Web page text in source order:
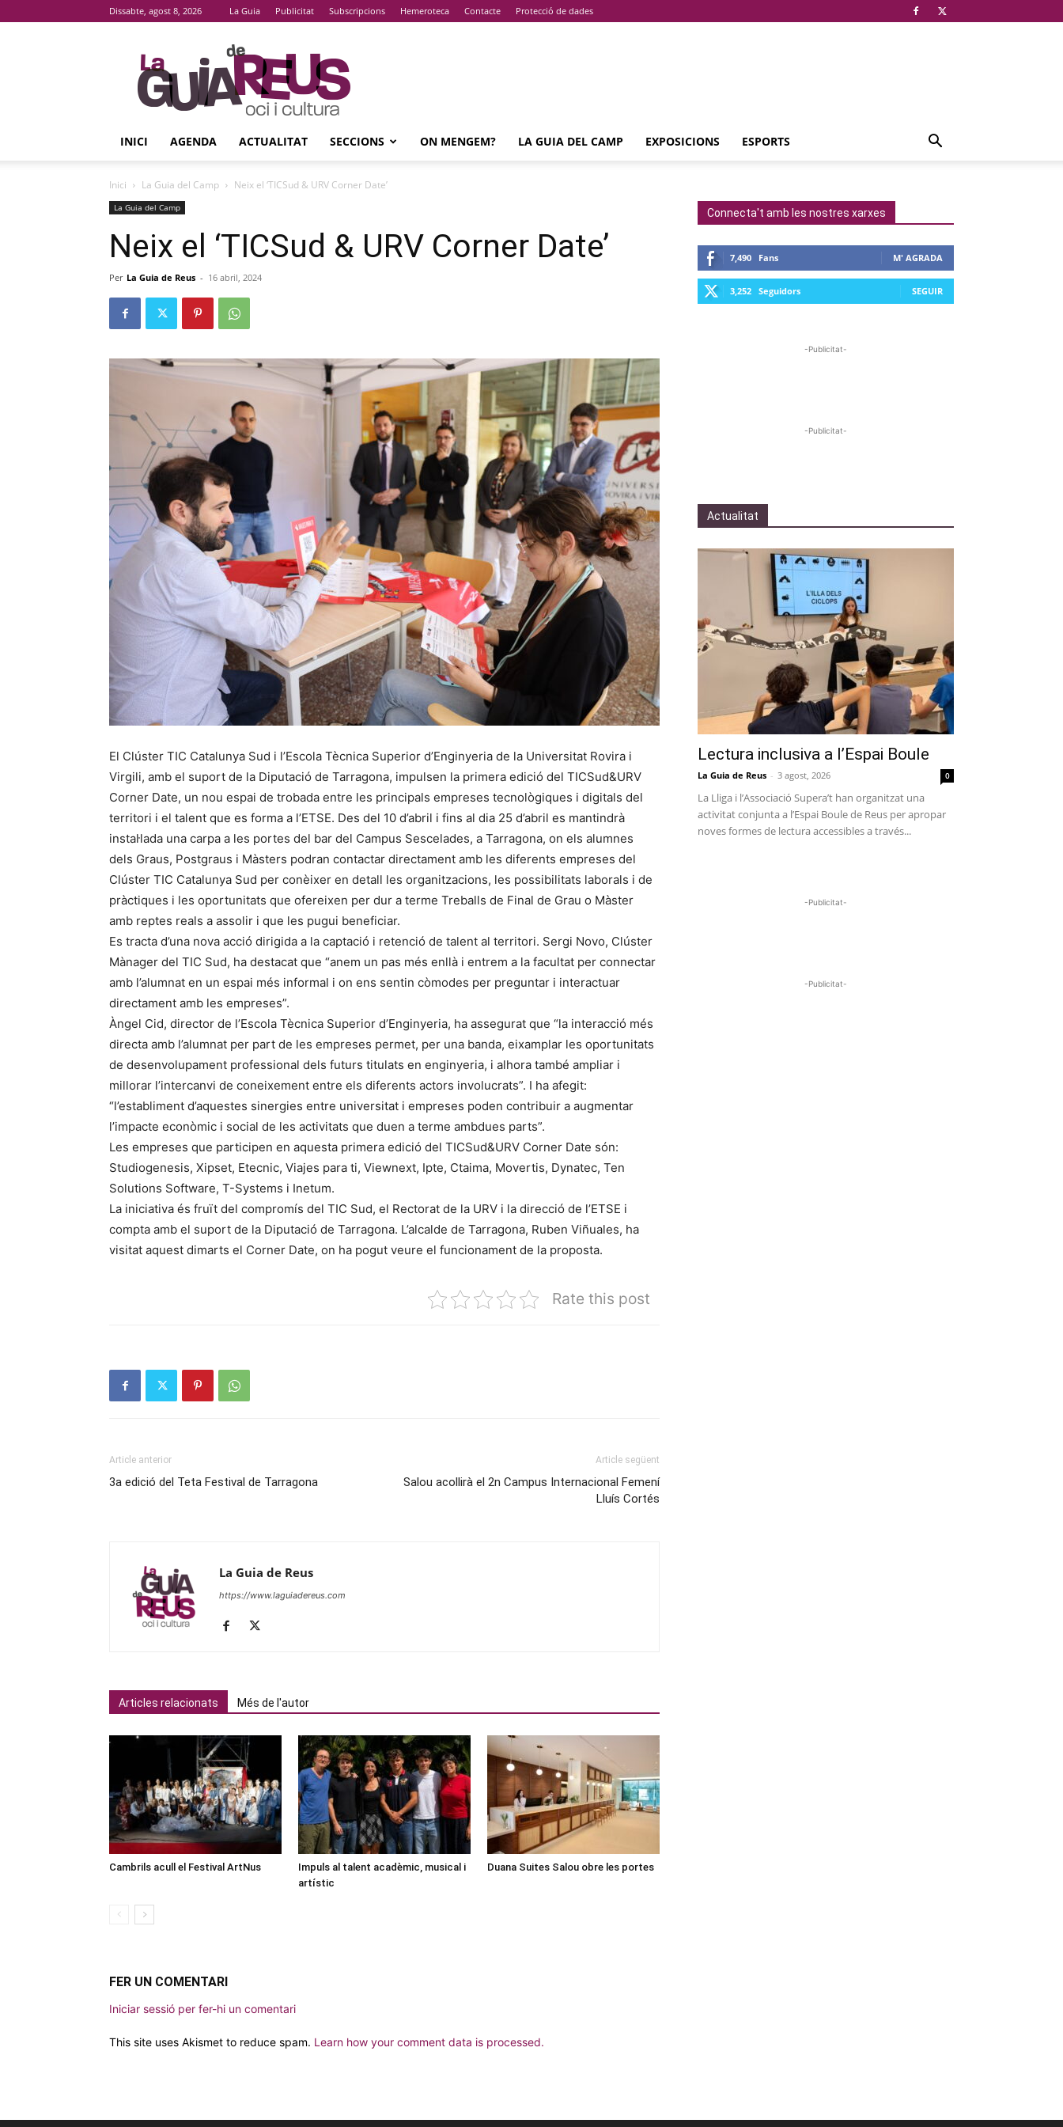
Dissabte, agost 8, 2026 La Guia Publicitat Subscripcions Hemeroteca Contacte Protecció de dades
La
Guia
De
Reus
INICI AGENDA ACTUALITAT SECCIONS ON MENGEM? LA GUIA DEL CAMP EXPOSICIONS ESPORTS
Inici La Guia del Camp Neix el ‘TICSud & URV Corner Date’
La Guia del Camp
Neix el ‘TICSud & URV Corner Date’
Per La Guia de Reus - 16 abril, 2024
El Clúster TIC Catalunya Sud i l’Escola Tècnica Superior d’Enginyeria de la Universitat Rovira i
Virgili, amb el suport de la Diputació de Tarragona, impulsen la primera edició del TICSud&URV
Corner Date, un nou espai de trobada entre les principals empreses tecnològiques i digitals del
territori i el talent que es forma a l’ETSE. Des del 10 d’abril i fins al dia 25 d’abril es mantindrà
instal·lada una carpa a les portes del bar del Campus Sescelades, a Tarragona, on els alumnes
dels Graus, Postgraus i Màsters podran contactar directament amb les diferents empreses del
Clúster TIC Catalunya Sud per conèixer en detall les organitzacions, les possibilitats laborals i de
pràctiques i les oportunitats que ofereixen per dur a terme Treballs de Final de Grau o Màster
amb reptes reals a assolir i que les pugui beneficiar.
Es tracta d’una nova acció dirigida a la captació i retenció de talent al territori. Sergi Novo, Clúster
Mànager del TIC Sud, ha destacat que “anem un pas més enllà i entrem a la facultat per connectar
amb l’alumnat en un espai més informal i on ens sentin còmodes per preguntar i interactuar
directament amb les empreses”.
Àngel Cid, director de l’Escola Tècnica Superior d’Enginyeria, ha assegurat que “la interacció més
directa amb l’alumnat per part de les empreses permet, per una banda, eixamplar les oportunitats
de desenvolupament professional dels futurs titulats en enginyeria, i alhora també ampliar i
millorar l’intercanvi de coneixement entre els diferents actors involucrats”. I ha afegit:
“l’establiment d’aquestes sinergies entre universitat i empreses poden contribuir a augmentar
l’impacte econòmic i social de les activitats que duen a terme ambdues parts”.
Les empreses que participen en aquesta primera edició del TICSud&URV Corner Date són:
Studiogenesis, Xipset, Etecnic, Viajes para ti, Viewnext, Ipte, Ctaima, Movertis, Dynatec, Ten
Solutions Software, T-Systems i Inetum.
La iniciativa és fruït del compromís del TIC Sud, el Rectorat de la URV i la direcció de l’ETSE i
compta amb el suport de la Diputació de Tarragona. L’alcalde de Tarragona, Ruben Viñuales, ha
visitat aquest dimarts el Corner Date, on ha pogut veure el funcionament de la proposta.
Rate this post
Article anterior
3a edició del Teta Festival de Tarragona
Article següent
Salou acollirà el 2n Campus Internacional Femení
Lluís Cortés
La Guia de Reus
https://www.laguiadereus.com
Articles relacionats Més de l'autor
Cambrils acull el Festival ArtNus
Impuls al talent acadèmic, musical i
artístic
Duana Suites Salou obre les portes
FER UN COMENTARI
Iniciar sessió per fer-hi un comentari
This site uses Akismet to reduce spam. Learn how your comment data is processed.
Connecta't amb les nostres xarxes
7,490 Fans M' AGRADA
3,252 Seguidors SEGUIR
-Publicitat-
-Publicitat-
Actualitat
Lectura inclusiva a l’Espai Boule
La Guia de Reus - 3 agost, 2026 0
La Lliga i l’Associació Supera’t han organitzat una
activitat conjunta a l’Espai Boule de Reus per apropar
noves formes de lectura accessibles a través...
-Publicitat-
-Publicitat-